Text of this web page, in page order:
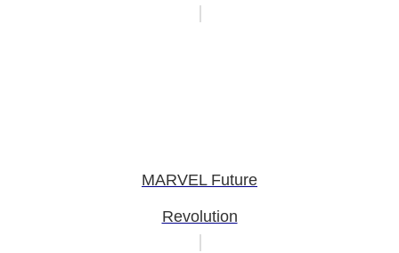
MARVEL Future
Revolution